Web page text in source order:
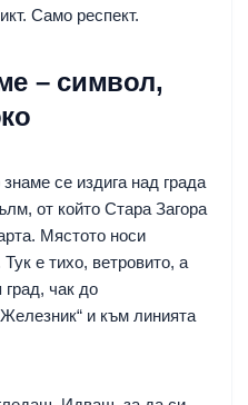
Само респект.
– символ,
се издига над града
от който Стара Загора
Мястото носи
е тихо, ветровито, а
чак до
и към линията